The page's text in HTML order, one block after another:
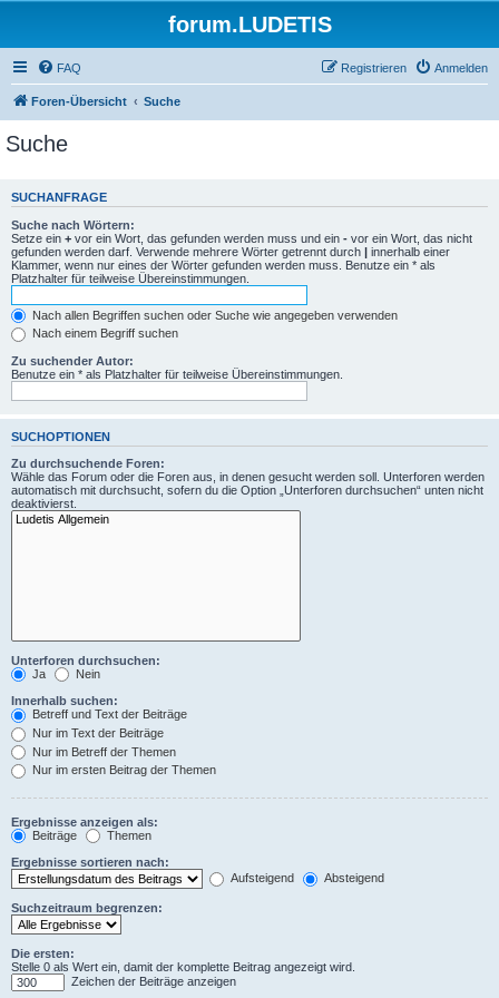
forum.LUDETIS
FAQ Anmelden
Registrieren
Foren-Übersicht Suche
Suche
SUCHANFRAGE
Suche nach Wörtern:
Setze ein + vor ein Wort, das gefunden werden muss und ein - vor ein Wort, das nicht
gefunden werden darf. Verwende mehrere Wörter getrennt durch | innerhalb einer
Klammer, wenn nur eines der Wörter gefunden werden muss. Benutze ein * als
Platzhalter für teilweise Übereinstimmungen.
Nach allen Begriffen suchen oder Suche wie angegeben verwenden
Nach einem Begriff suchen
Zu suchender Autor:
Benutze ein * als Platzhalter für teilweise Übereinstimmungen.
SUCHOPTIONEN
Zu durchsuchende Foren:
Wähle das Forum oder die Foren aus, in denen gesucht werden soll. Unterforen werden
automatisch mit durchsucht, sofern du die Option „Unterforen durchsuchen“ unten nicht
deaktivierst.
Unterforen durchsuchen:
Ja
Nein
Innerhalb suchen:
Betreff und Text der Beiträge
Nur im Text der Beiträge
Nur im Betreff der Themen
Nur im ersten Beitrag der Themen
Ergebnisse anzeigen als:
Beiträge
Themen
Ergebnisse sortieren nach:
Aufsteigend
Absteigend
Suchzeitraum begrenzen:
Die ersten:
Stelle 0 als Wert ein, damit der komplette Beitrag angezeigt wird.
Zeichen der Beiträge anzeigen